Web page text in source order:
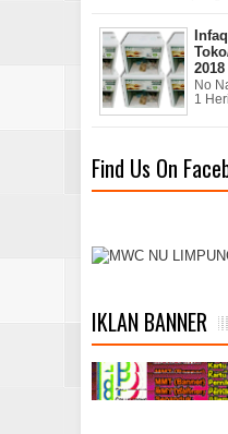
2018
No
1
Find Us On
IKLAN BANNER